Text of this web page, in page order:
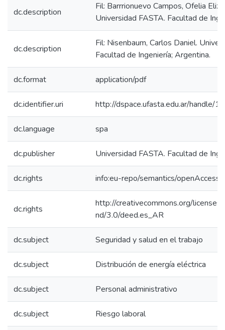
dc.description
Fil: Barrrionuevo Campos, Ofelia
Universidad FASTA. Facultad de
dc.description
Fil: Nisenbaum, Carlos Daniel.
Facultad de Ingeniería; Argentina.
dc.format application/pdf
dc.identifier.uri http://dspace.ufasta.edu.ar/handle/
dc.language spa
dc.publisher Universidad FASTA. Facultad de
dc.rights info:eu-repo/semantics/openAccess
dc.rights
http://creativecommons.org/
nd/3.0/deed.es_AR
dc.subject Seguridad y salud en el trabajo
dc.subject Distribución de energía eléctrica
dc.subject Personal administrativo
dc.subject Riesgo laboral